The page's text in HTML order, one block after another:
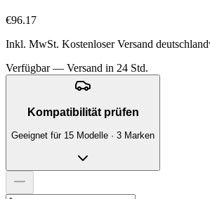
€96.17
Inkl. MwSt. Kostenloser Versand
Verfügbar — Versand in 24 Std.
Kompatibilität prüfen
Geeignet für 15 Modelle · 3 Marken